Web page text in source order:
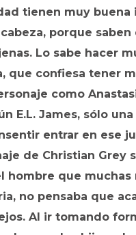
tienen muy
porque saben
Lo sabe hacer
que confiesa tener
como
E.L. James, sólo
entrar en ese
de Christian Grey
hombre que
no pensaba que
Al ir tomando